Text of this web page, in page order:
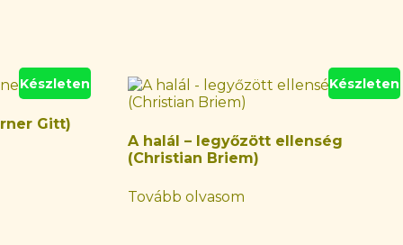
Készleten
Gitt)
Készleten
A halál – legyőzött ellenség
(Christian Briem)
Tovább olvasom